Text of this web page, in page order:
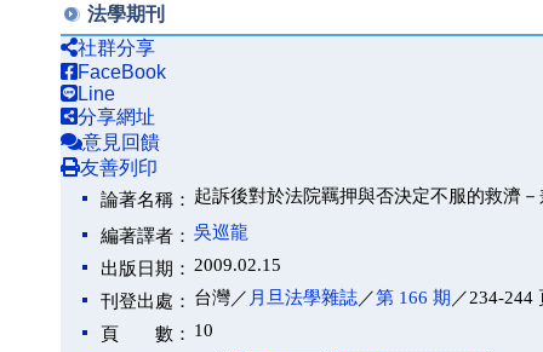
法學期刊
社群分享
FaceBook
Line
分享網址
意見回饋
友善列印
論著名稱： 起訴後對於法院羈押與否決定不服的救濟
編著譯者： 吳巡龍
出版日期： 2009.02.15
刊登出處： 台灣／ 月旦法學雜誌／第 166 期 ／234-244
頁 數： 10